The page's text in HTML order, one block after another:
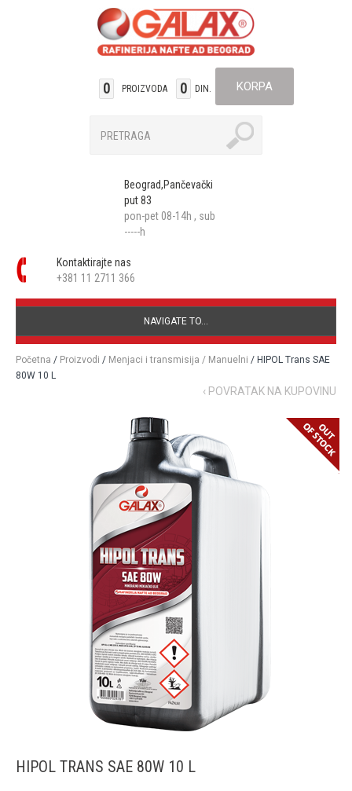
0 PROIZVODA 0 DIN. KORPA
Beograd,Pančevački
put 83
pon-pet 08-14h , sub
-----h
Kontaktirajte nas
+381 11 2711 366
NAVIGATE TO...
Početna / Proizvodi / Menjaci i transmisija / Manuelni / HIPOL Trans SAE
80W 10 L
‹ POVRATAK NA KUPOVINU
HIPOL TRANS SAE 80W 10 L